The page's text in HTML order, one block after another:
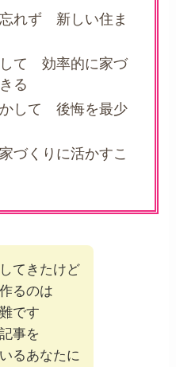
れず 新しい住ま
て 効率的に家づ
る
して 後悔を最少
づくりに活かすこ
てきたけど
るのは
です
事を
るあなたに